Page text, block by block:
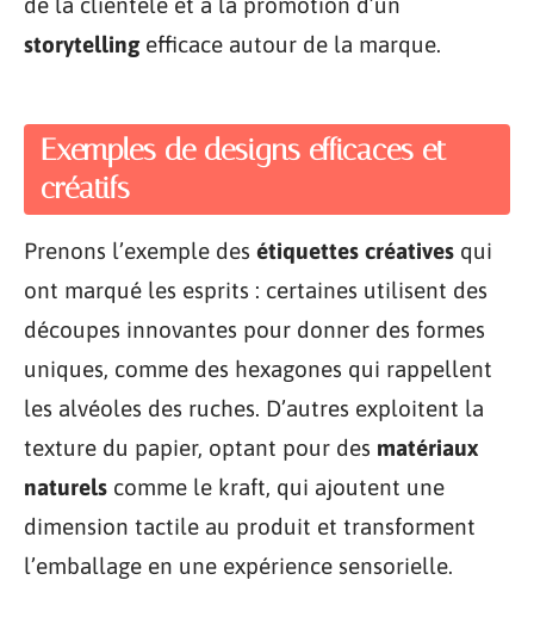
storytellingefficace autour de la marque.
Exemples de designs efficaces et
créatifs
Prenons l’exemple des étiquettes créatives qui
ont marqué les esprits : certaines utilisent des
découpes innovantes pour donner des formes
uniques, comme des hexagones qui rappellent
les alvéoles des ruches. D’autres exploitent la
texture du papier, optant pour des matériaux
naturels comme le kraft, qui ajoutent une
dimension tactile au produit et transforment
l’emballage en une expérience sensorielle.